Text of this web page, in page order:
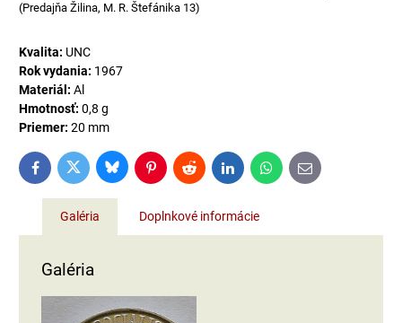
(Predajňa Žilina, M. R. Štefánika 13)
Kvalita: UNC
Rok vydania: 1967
Materiál: Al
Hmotnosť: 0,8 g
Priemer: 20 mm
FacebookTwitter BlueskyPinterestReddit LinkedInWhatsApp
E-
mail
Galéria Doplnkové informácie
Galéria